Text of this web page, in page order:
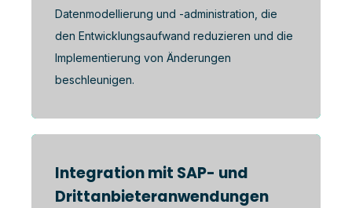
Datenmodellierung und -administration, die
den Entwicklungsaufwand reduzieren und die
Implementierung von Änderungen
beschleunigen.
Integration mit SAP- und
Drittanbieteranwendungen